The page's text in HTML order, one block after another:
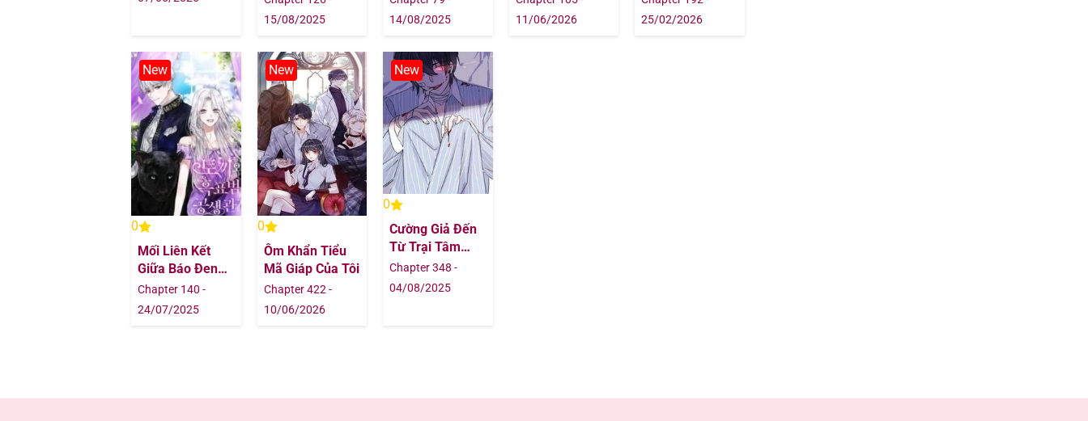
Chapter 18
Chapter 17
Chapter 16
Chapter 15
Chapter 10 23/07/2025
15/08/2025
14/08/2025
11/06/2026
25/02/2026
New
0
Mối Liên Kết
Giữa Báo Đen
Và Bé Thỏ
Chapter 140 -
24/07/2025
New
0
Ôm Khẩn Tiểu
Mã Giáp Của Tôi
Chapter 422 -
10/06/2026
New
0
Cường Giả Đến
Từ Trại Tâm
Thần
Chapter 348 -
04/08/2025